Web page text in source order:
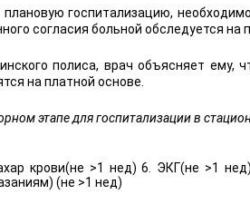
госпитализацию,
согласия больной обследуется
полиса, врач объясняет
на платной основе.
этапе для госпитализации в
крови(не >1 нед) 6. ЭКГ(не >1
(не >1 нед)